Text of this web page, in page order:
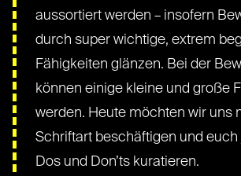
aussortiert werden – insofern
durch super wichtige, extrem
Fähigkeiten glänzen. Bei der
können einige kleine und große
werden. Heute möchten wir uns
Schriftart beschäftigen und
Dos und Don’ts kuratieren.